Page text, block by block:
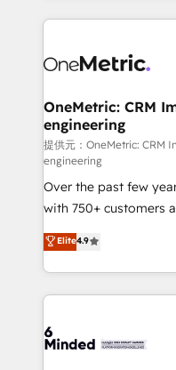
smarter marketing,
Iberia (Spain &
growth. Our
that simplify
turn innovation into real
HubSpot Partner since
Award: Best
projects • Clients in
technology for
English, Spanish,
smarter with AI and
OneMetric: CRM
engineering
提供元：OneMetric: CRM
engineering
Over the past few
with 750+ customers
healthcare, real
150+ HubSpot-
solutions to complex
Our Expertise 🔹 Onboarding & Implementation:
tailored to your GTM motion. 🔹
Elite4.9